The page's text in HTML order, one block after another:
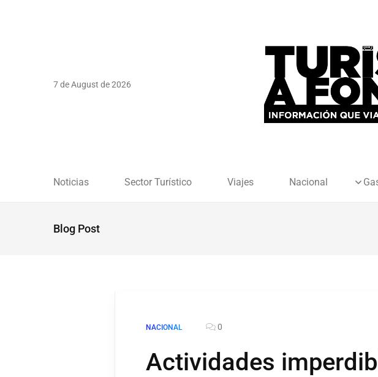
7 de August de 2026
Noticias Sector Turístico Viajes Nacional
Blog Post
NACIONAL 0
Actividades